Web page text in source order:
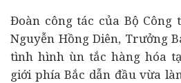
Đoàn công tác của Bộ Công
Nguyễn Hồng Diên, Trưởng
tình hình ùn tắc hàng hóa
giới phía Bắc dẫn đầu vừa